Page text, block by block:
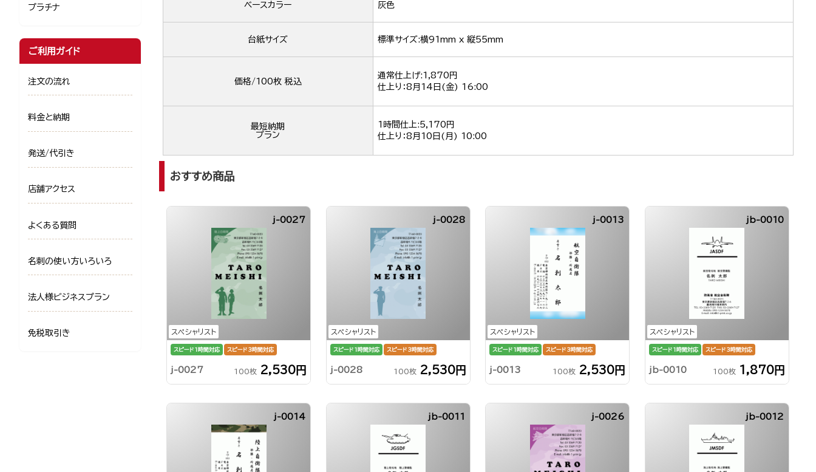
ベースカラー 灰色
台紙サイズ 標準サイズ:横91mm x 縦55mm
価格/100枚 税込
通常仕上げ:1,870円
仕上り：8月14日(金) 16:00
最短納期
プラン
1時間仕上:5,170円
仕上り：8月10日(月) 10:00
おすすめ商品
スペシャリスト
j-0027
スピード1時間対応 スピード3時間対応
j-0027 100枚 2,530円
スペシャリスト
j-0028
スピード1時間対応 スピード3時間対応
j-0028 100枚 2,530円
スペシャリスト
j-0013
スピード1時間対応 スピード3時間対応
j-0013 100枚 2,530円
スペシャリスト
jb-0010
スピード1時間対応 スピード3時間対応
jb-0010 100枚 1,870円
j-0014 jb-0011 j-0026 jb-0012
プラチナ
ご利用ガイド
注文の流れ
料金と納期
発送/代引き
店舗アクセス
よくある質問
名刺の使い方いろいろ
法人様ビジネスプラン
免税取引き